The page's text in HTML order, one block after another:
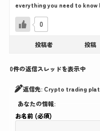
everything you need to
0
投稿者 投稿
0件の返信スレッドを表示中
返信先: Crypto trading
あなたの情報:
お名前 (必須)